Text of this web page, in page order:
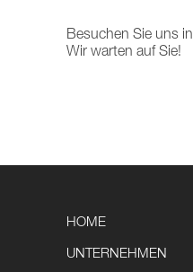
Besuchen Sie uns in
Wir warten auf Sie!
HOME
UNTERNEHMEN